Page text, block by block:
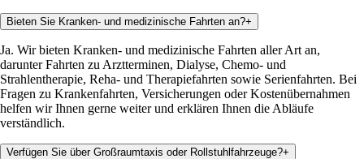
Bieten Sie Kranken- und medizinische Fahrten an?+
Ja. Wir bieten Kranken- und medizinische Fahrten aller Art an,
darunter Fahrten zu Arztterminen, Dialyse, Chemo- und
Strahlentherapie, Reha- und Therapiefahrten sowie Serienfahrten. Bei
Fragen zu Krankenfahrten, Versicherungen oder Kostenübernahmen
helfen wir Ihnen gerne weiter und erklären Ihnen die Abläufe
verständlich.
Verfügen Sie über Großraumtaxis oder Rollstuhlfahrzeuge?+